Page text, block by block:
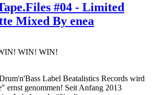
#04 - Limited
Mixed By enea
WIN! WIN!
Label Beatalistics Records wird
ernst genommen! Seit Anfang 2013